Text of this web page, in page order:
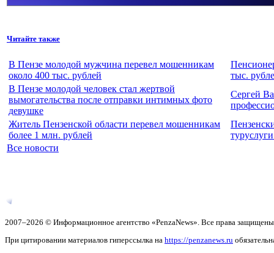
Читайте также
В Пензе молодой мужчина перевел мошенникам
около 400 тыс. рублей
тыс.
В Пензе молодой человек стал жертвой
вымогательства после отправки интимных фото
девушке
Сергей
Житель Пензенской области перевел мошенникам
более 1 млн. рублей
Все новости
2007–2026 © Информационное агентство «PenzaNews». Все права
При цитировании материалов гиперссылка на https://penzanews.ru